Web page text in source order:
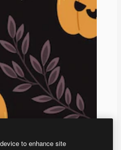
to enhance site